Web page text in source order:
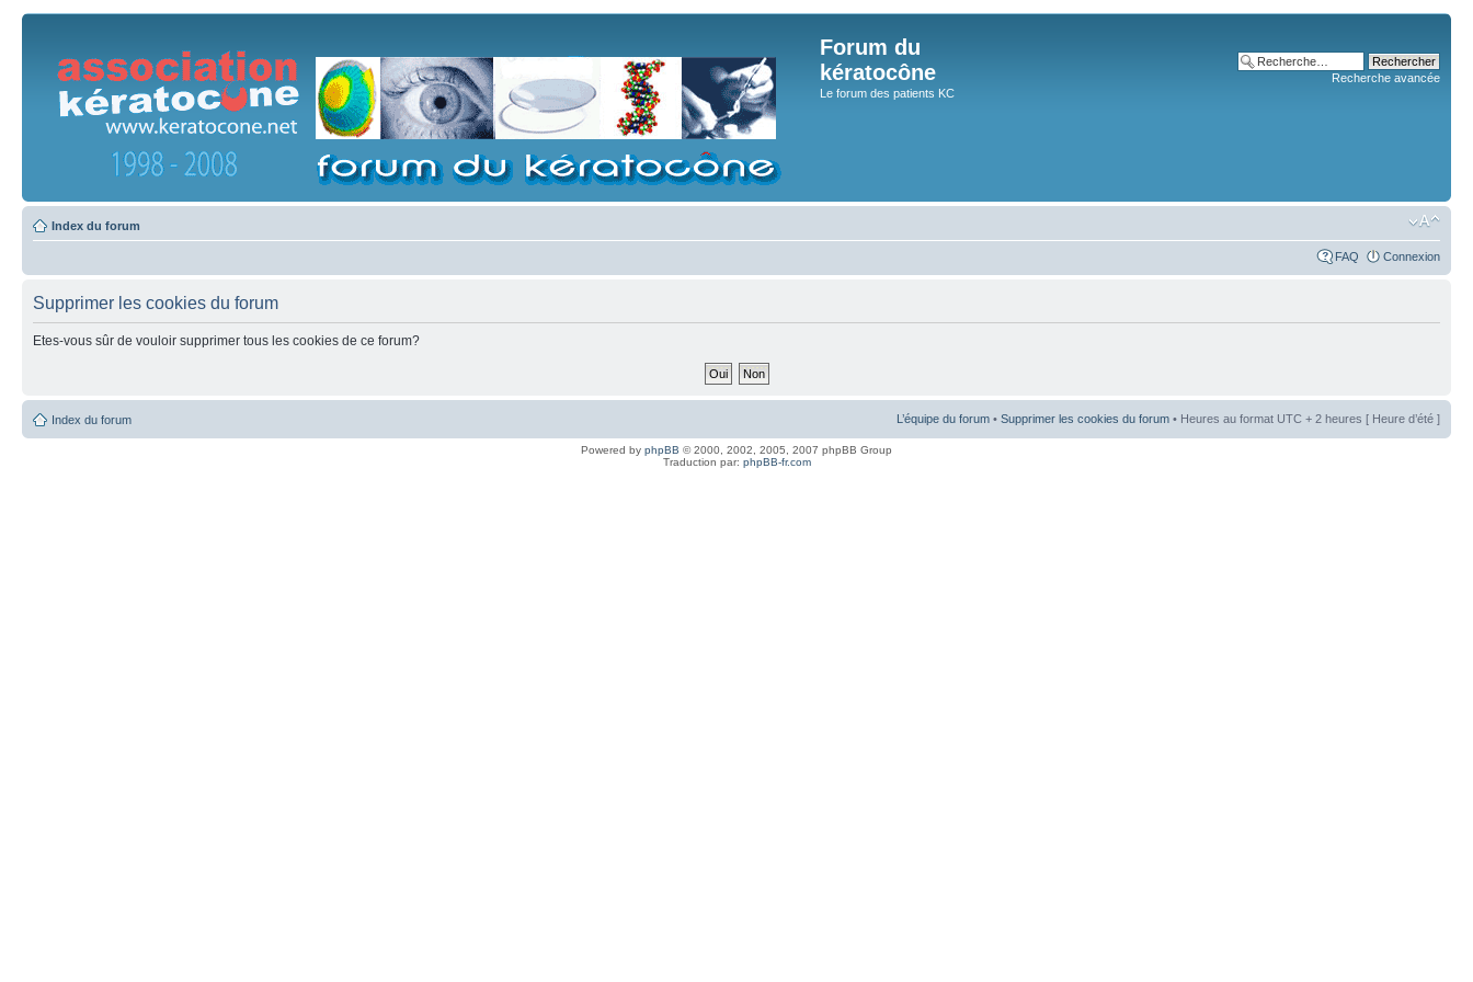
Forum du
kératocône
Le forum des patients KC
Recherche avancée
Index du forum
FAQ Connexion
Supprimer les cookies du forum
Etes-vous sûr de vouloir supprimer tous les cookies de ce forum?
Index du forum L’équipe du forum • Supprimer les cookies du forum • Heures au format UTC + 2 heures [ Heure d’été ]
Powered by phpBB © 2000, 2002, 2005, 2007 phpBB Group
Traduction par: phpBB-fr.com